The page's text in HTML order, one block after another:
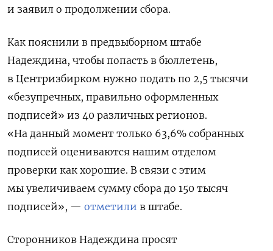
и заявил о продолжении сбора.
Как пояснили в предвыборном штабе
Надеждина, чтобы попасть в бюллетень,
в Центризбирком нужно подать по 2,5 тысячи
«безупречных, правильно оформленных
подписей» из 40 различных регионов.
«На данный момент только 63,6% собранных
подписей оцениваются нашим отделом
проверки как хорошие. В связи с этим
мы увеличиваем сумму сбора до 150 тысяч
подписей», — отметили в штабе.
Сторонников Надеждина просят